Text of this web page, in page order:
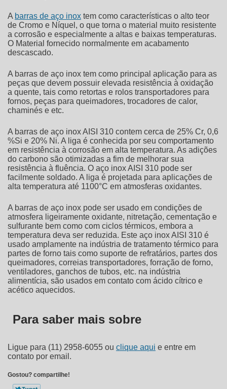
A barras de aço inox tem como características o alto teor
de Cromo e Níquel, o que torna o material muito resistente
a corrosão e especialmente a altas e baixas temperaturas.
O Material fornecido normalmente em acabamento
descascado.
A barras de aço inox tem como principal aplicação para as
peças que devem possuir elevada resistência à oxidação
a quente, tais como retortas e rolos transportadores para
fornos, peças para queimadores, trocadores de calor,
chaminés e etc.
A barras de aço inoxAISI 310 contem cerca de 25% Cr, 0,6
%Si e 20% Ni. A liga é conhecida por seu comportamento
em resistência à corrosão em alta temperatura. As adições
do carbono são otimizadas a fim de melhorar sua
resistência à fluência. O aço inox AISI 310 pode ser
facilmente soldado. A liga é projetada para aplicações de
alta temperatura até 1100°C em atmosferas oxidantes.
A barras de aço inox pode ser usado em condições de
atmosfera ligeiramente oxidante, nitretação, cementação e
sulfurante bem como com ciclos térmicos, embora a
temperatura deva ser reduzida. Este aço inox AISI 310 é
usado amplamente na indústria de tratamento térmico para
partes de forno tais como suporte de refratários, partes dos
queimadores, correias transportadores, forração de forno,
ventiladores, ganchos de tubos, etc. na indústria
alimentícia, são usados em contato com ácido cítrico e
acético aquecidos.
Para saber mais sobre
Ligue para (11) 2958-6055 ou clique aqui e entre em
contato por email.
Gostou? compartilhe!